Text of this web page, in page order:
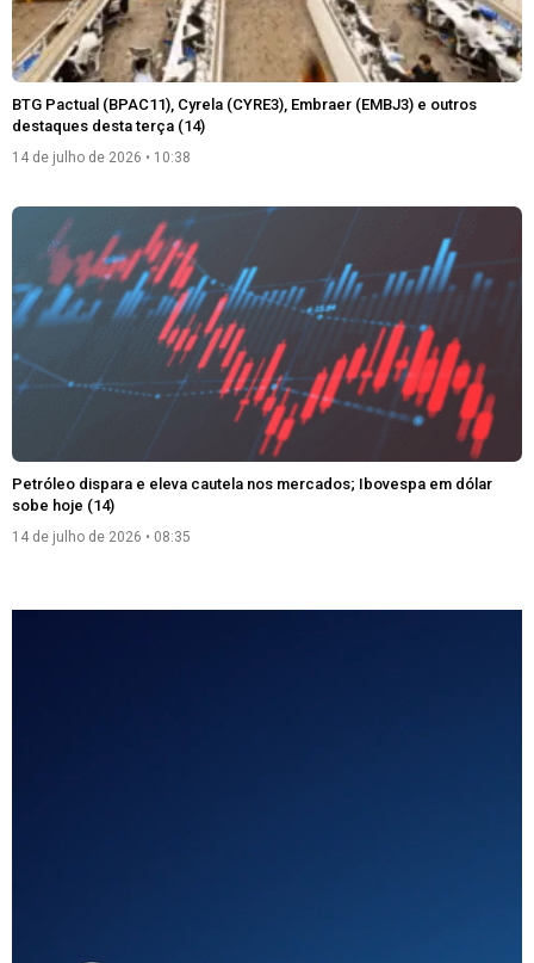
BTG Pactual (BPAC11), Cyrela (CYRE3), Embraer (EMBJ3) e outros
destaques desta terça (14)
14 de julho de 2026 10:38
Petróleo dispara e eleva cautela nos mercados; Ibovespa em dólar
sobe hoje (14)
14 de julho de 2026 08:35